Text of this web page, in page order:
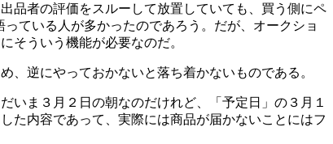
品者の評価をスルーして放置していても、買う側にペ
ている人が多かったのであろう。だが、オークショ
そういう機能が必要なのだ。
、逆にやっておかないと落ち着かないものである。
いま３月２日の朝なのだけれど、「予定日」の３月１
た内容であって、実際には商品が届かないことにはフ